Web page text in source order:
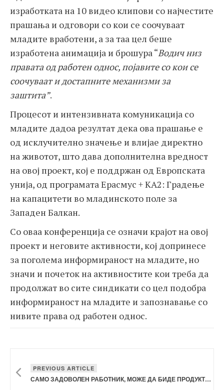
изработката на 10 видео клипови со најчестите
прашања и одговори со кои се соочуваат
младите вработени, а за таа цел беше
изработена анимација и брошура “Водич низ
правата од работен однос, појавите со кои се
соочуваат и достапните механизми за
заштита”.
Процесот и интензивната комуникација со
младите дадоа резултат дека ова прашање е
од исклучително значење и влијае директно
на животот, што дава дополнителна вредност
на овој проект, кој е поддржан од Европската
унија, од програмата Ерасмус + КА2: Градење
на капацитети во младинското поле за
Западен Балкан.
Со оваа конференција се означи крајот на овој
проект и неговите активности, кој допринесе
за поголема информираност на младите, но
значи и почеток на активностите кои треба да
продолжат во сите синдикати со цел подобра
информираност на младите и запознавање со
нивите права од работен однос.
PREVIOUS ARTICLE
САМО ЗАДОВОЛЕН РАБОТНИК, МОЖЕ ДА БИДЕ ПРОДУКТИВЕН РАБОТНИК